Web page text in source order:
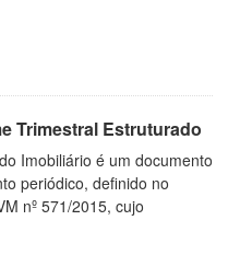
Trimestral Estruturado
Imobiliário é um documento
periódico, definido no
nº 571/2015, cujo